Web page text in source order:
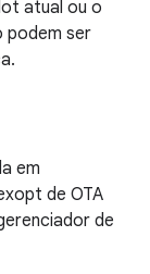
atual ou o
podem ser
em
de OTA
de